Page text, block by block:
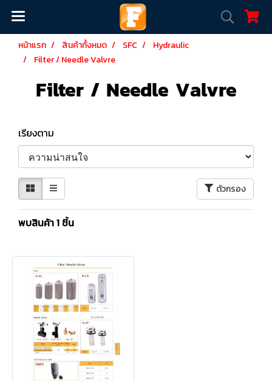
หน้าแรก สินค้าทั้งหมด SFC
Hydraulic
Filter / Needle Valvre
Filter / Needle Valvre
เรียงตาม
ตัวกรอง
พบสินค้า 1 ชิ้น